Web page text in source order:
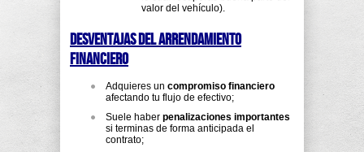
valor del vehículo).
Desventajas del arrendamiento
financiero
Adquieres un compromiso financiero
afectando tu flujo de efectivo;
Suele haber penalizaciones importantes
si terminas de forma anticipada el
contrato;